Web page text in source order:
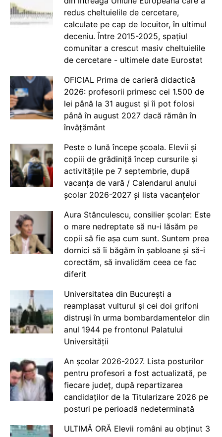
redus cheltuielile de cercetare,
calculate pe cap de locuitor, în ultimul
deceniu. Între 2015-2025, spațiul
comunitar a crescut masiv cheltuielile
de cercetare - ultimele date Eurostat
OFICIAL Prima de carieră didactică
2026: profesorii primesc cei 1.500 de
lei până la 31 august și îi pot folosi
până în august 2027 dacă rămân în
învățământ
Peste o lună începe școala. Elevii și
copiii de grădiniță încep cursurile și
activitățile pe 7 septembrie, după
vacanța de vară / Calendarul anului
școlar 2026-2027 și lista vacanțelor
Aura Stănculescu, consilier școlar: Este
o mare nedreptate să nu-i lăsăm pe
copii să fie așa cum sunt. Suntem prea
dornici să îi băgăm în șabloane și să-i
corectăm, să invalidăm ceea ce fac
diferit
Universitatea din București a
reamplasat vulturul și cei doi grifoni
distruși în urma bombardamentelor din
anul 1944 pe frontonul Palatului
Universității
An școlar 2026-2027. Lista posturilor
pentru profesori a fost actualizată, pe
fiecare județ, după repartizarea
candidaților de la Titularizare 2026 pe
posturi pe perioadă nedeterminată
ULTIMĂ ORĂ Elevii români au obținut 3